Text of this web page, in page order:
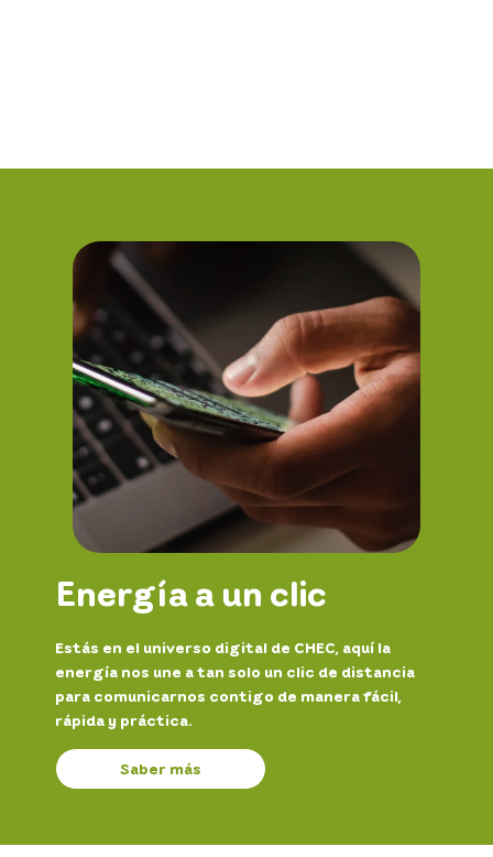
Energía a un clic
Estás en el universo digital de CHEC, aquí la
energía nos une a tan solo un clic de distancia
para comunicarnos contigo de manera fácil,
rápida y práctica.
Saber más